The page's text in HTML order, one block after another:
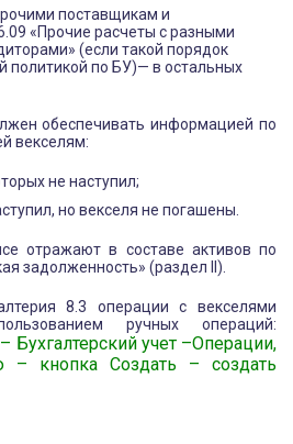
поставщикам и
«Прочие расчеты с разными
(если такой порядок
политикой по БУ)— в остальных
обеспечивать информацией по
векселям:
не наступил;
но векселя не погашены.
отражают в составе активов по
задолженность» (раздел II).
8.3 операции с векселями
ручных операций:
Бухгалтерский учет –Операции,
– кнопка Создать – создать